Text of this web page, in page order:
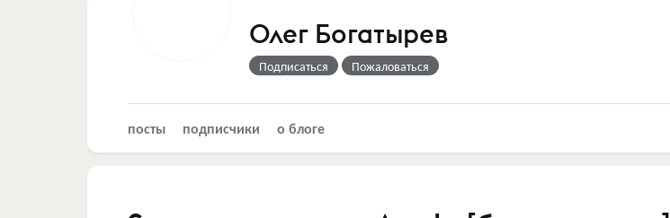
Олег Богатырев
Подписаться Пожаловаться
посты подписчики о блоге